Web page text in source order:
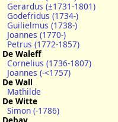
Gerardus (±1731-1801)
Godefridus (1734-)
Guilielmus (1738-)
Joannes (1770-)
Petrus (1772-1857)
De Waleff
Cornelius (1736-1807)
Joannes (-<1757)
De Wall
Mathilde
De Witte
Simon (-1786)